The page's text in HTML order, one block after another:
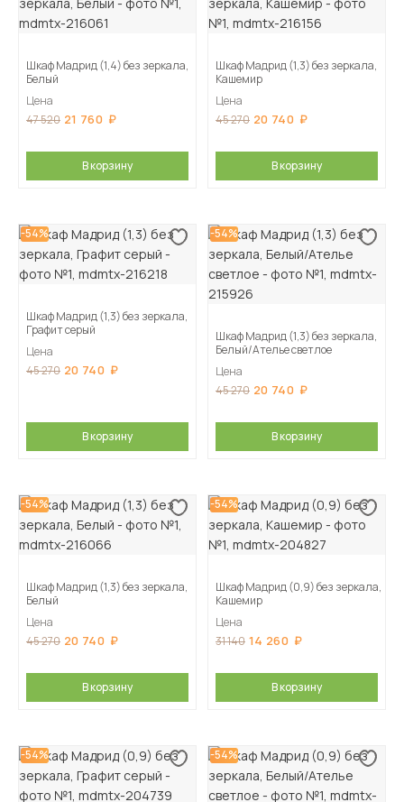
Шкаф Мадрид (1,4) без зеркала,
Белый
Цена
47 520 21 760
В корзину
Шкаф Мадрид (1,3) без зеркала,
Кашемир
Цена
45 270 20 740
В корзину
-54%
Шкаф Мадрид (1,3) без зеркала,
Графит серый
Цена
45 270 20 740
В корзину
-54%
Шкаф Мадрид (1,3) без зеркала,
Белый/Ателье светлое
Цена
45 270 20 740
В корзину
-54%
Шкаф Мадрид (1,3) без зеркала,
Белый
Цена
45 270 20 740
В корзину
-54%
Шкаф Мадрид (0,9) без зеркала,
Кашемир
Цена
31 140 14 260
В корзину
-54% -54%